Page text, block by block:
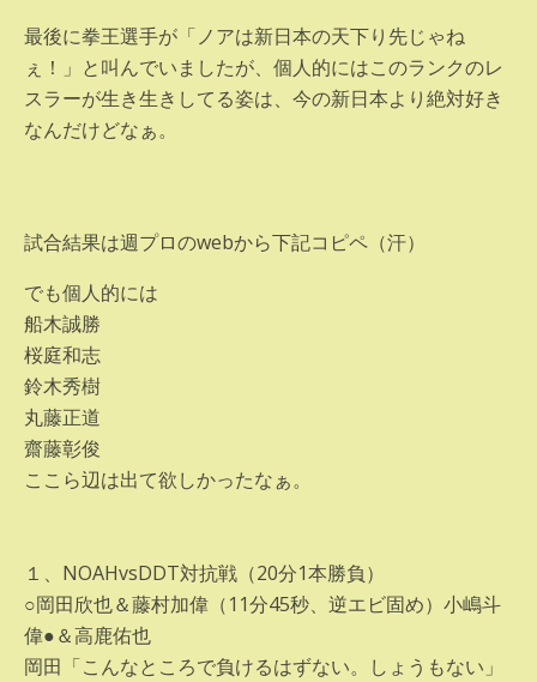
最後に拳王選手が「ノアは新日本の天下り先じゃね
ぇ！」と叫んでいましたが、個人的にはこのランクのレ
スラーが生き生きしてる姿は、今の新日本より絶対好き
なんだけどなぁ。
試合結果は週プロのwebから下記コピペ（汗）
でも個人的には
船木誠勝
桜庭和志
鈴木秀樹
丸藤正道
齋藤彰俊
ここら辺は出て欲しかったなぁ。
１、NOAHvsDDT対抗戦（20分1本勝負）
○岡田欣也＆藤村加偉（11分45秒、逆エビ固め）小嶋斗
偉●＆高鹿佑也
岡田「こんなところで負けるはずない。しょうもない」